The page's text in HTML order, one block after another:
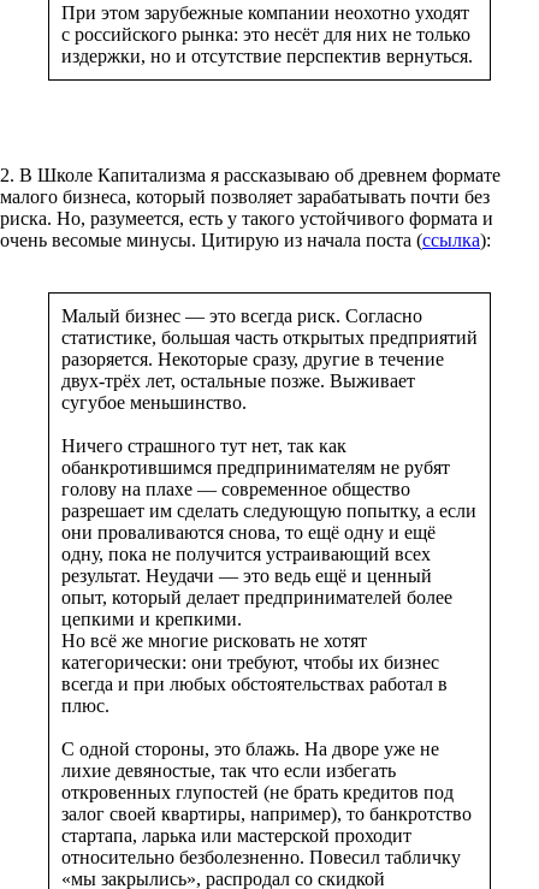
При этом зарубежные компании неохотно уходят
с российского рынка: это несёт для них не только
издержки, но и отсутствие перспектив вернуться.
2. В Школе Капитализма я рассказываю об древнем формате
малого бизнеса, который позволяет зарабатывать почти без
риска. Но, разумеется, есть у такого устойчивого формата и
очень весомые минусы. Цитирую из начала поста (ссылка):
Малый бизнес — это всегда риск. Согласно
статистике, большая часть открытых предприятий
разоряется. Некоторые сразу, другие в течение
двух-трёх лет, остальные позже. Выживает
сугубое меньшинство.
Ничего страшного тут нет, так как
обанкротившимся предпринимателям не рубят
голову на плахе — современное общество
разрешает им сделать следующую попытку, а если
они проваливаются снова, то ещё одну и ещё
одну, пока не получится устраивающий всех
результат. Неудачи — это ведь ещё и ценный
опыт, который делает предпринимателей более
цепкими и крепкими.
Но всё же многие рисковать не хотят
категорически: они требуют, чтобы их бизнес
всегда и при любых обстоятельствах работал в
плюс.
С одной стороны, это блажь. На дворе уже не
лихие девяностые, так что если избегать
откровенных глупостей (не брать кредитов под
залог своей квартиры, например), то банкротство
стартапа, ларька или мастерской проходит
относительно безболезненно. Повесил табличку
«мы закрылись», распродал со скидкой